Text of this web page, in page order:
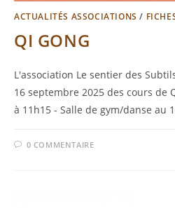
ACTUALITÉS ASSOCIATIONS /
QI GONG
L'association Le sentier des
16 septembre 2025 des cours de
à 11h15 - Salle de gym/danse au
0 COMMENTAIRE